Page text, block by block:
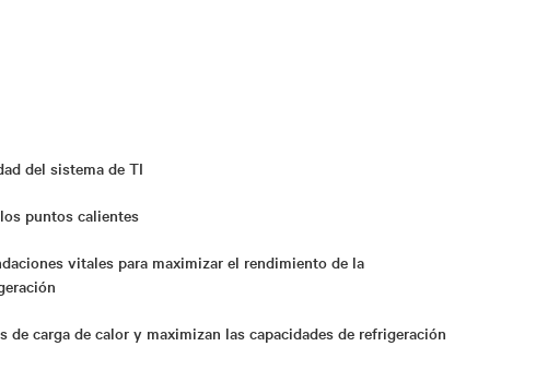
del sistema de TI
puntos calientes
vitales para maximizar el rendimiento de la
de carga de calor y maximizan las capacidades de refrigeración